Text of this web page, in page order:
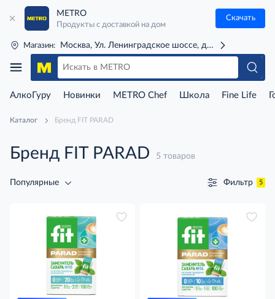
METRO
Продукты с доставкой на дом
Скачать
Магазин: Москва, Ул. Ленинградское шоссе, д. 71Г (м. Речной
АлкоГуру Новинки METRO Chef Школа Fine Life
Каталог Бренд FIT PARAD
Бренд FIT PARAD 5 товаров
Популярные Фильтр 5